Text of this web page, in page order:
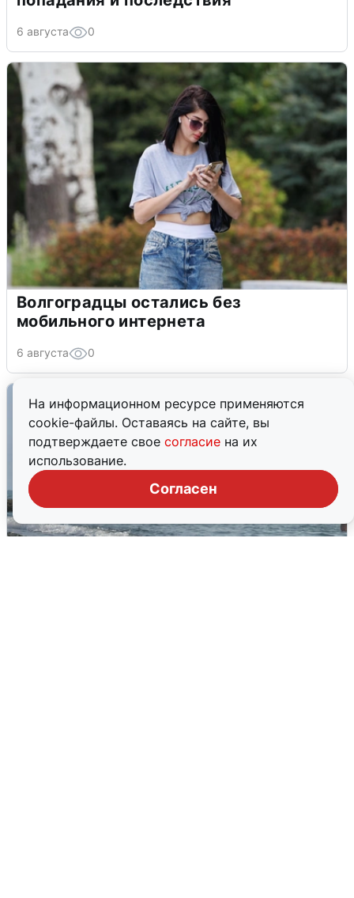
На информационном ресурсе применяются
cookie-файлы. Оставаясь на сайте, вы
подтверждаете свое согласие на их
использование.
Согласен
6 августа 0
Волгоградцы остались без
мобильного интернета
6 августа 0